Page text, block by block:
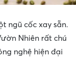
ngũ cốc xay sẵn.
Nhiên rất chú
nghệ hiện đại